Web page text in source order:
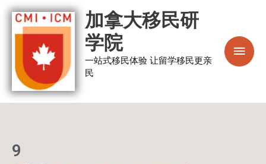
跳
加拿大移民研
学院
一站式移民体验 让留学移民更亲
民
菜
单
9